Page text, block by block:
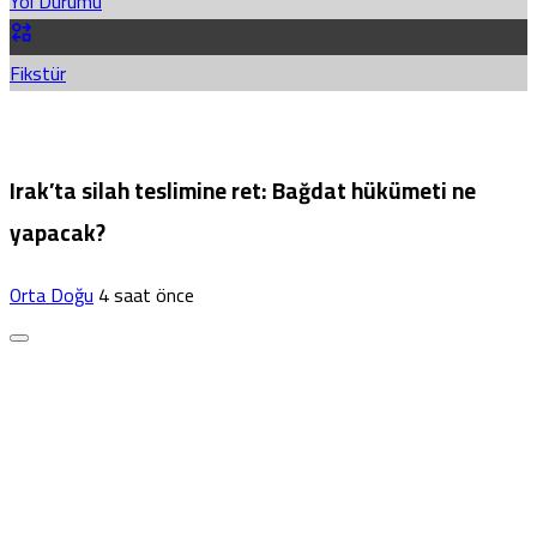
Fikstür
Irak’ta silah teslimine ret: Bağdat hükümeti ne
yapacak?
Orta Doğu4 saat önce